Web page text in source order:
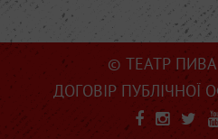
© ТЕАТР
ДОГОВІР ПУБЛІЧНОЇ